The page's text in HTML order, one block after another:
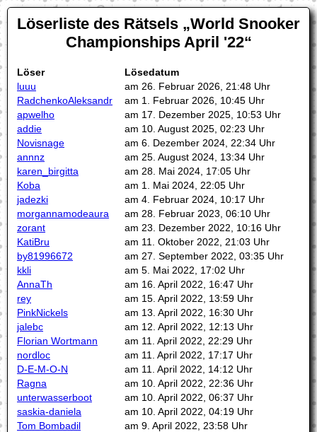
Löserliste des Rätsels
World Snooker
Championships April '22
Löser
Lösedatum
luuu
am 26. Februar 2026, 21:48 Uhr
RadchenkoAleksandr
am 1. Februar 2026, 10:45 Uhr
apwelho
am 17. Dezember 2025, 10:53 Uhr
addie
am 10. August 2025, 02:23 Uhr
Novisnage
am 6. Dezember 2024, 22:34 Uhr
annnz
am 25. August 2024, 13:34 Uhr
karen_birgitta
am 28. Mai 2024, 17:05 Uhr
Koba
am 1. Mai 2024, 22:05 Uhr
jadezki
am 4. Februar 2024, 10:17 Uhr
morgannamodeaura
am 28. Februar 2023, 06:10 Uhr
zorant
am 23. Dezember 2022, 10:16 Uhr
KatiBru
am 11. Oktober 2022, 21:03 Uhr
by81996672
am 27. September 2022, 03:35 Uhr
kkli
am 5. Mai 2022, 17:02 Uhr
AnnaTh
am 16. April 2022, 16:47 Uhr
rey
am 15. April 2022, 13:59 Uhr
PinkNickels
am 13. April 2022, 16:30 Uhr
jalebc
am 12. April 2022, 12:13 Uhr
Florian Wortmann
am 11. April 2022, 22:29 Uhr
nordloc
am 11. April 2022, 17:17 Uhr
D-E-M-O-N
am 11. April 2022, 14:12 Uhr
Ragna
am 10. April 2022, 22:36 Uhr
unterwasserboot
am 10. April 2022, 06:37 Uhr
saskia-daniela
am 10. April 2022, 04:19 Uhr
Tom Bombadil
am 9. April 2022, 23:58 Uhr